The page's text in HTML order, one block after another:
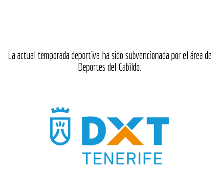
La actual temporada deportiva ha sido subvencionada por el área de
Deportes del Cabildo.